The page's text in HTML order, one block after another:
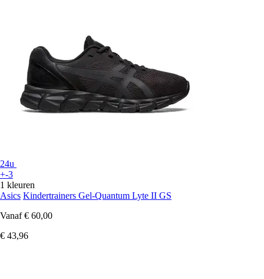
24u
+-3
1 kleuren
Asics Kindertrainers Gel-Quantum Lyte II GS
Vanaf € 60,00
€ 43,96